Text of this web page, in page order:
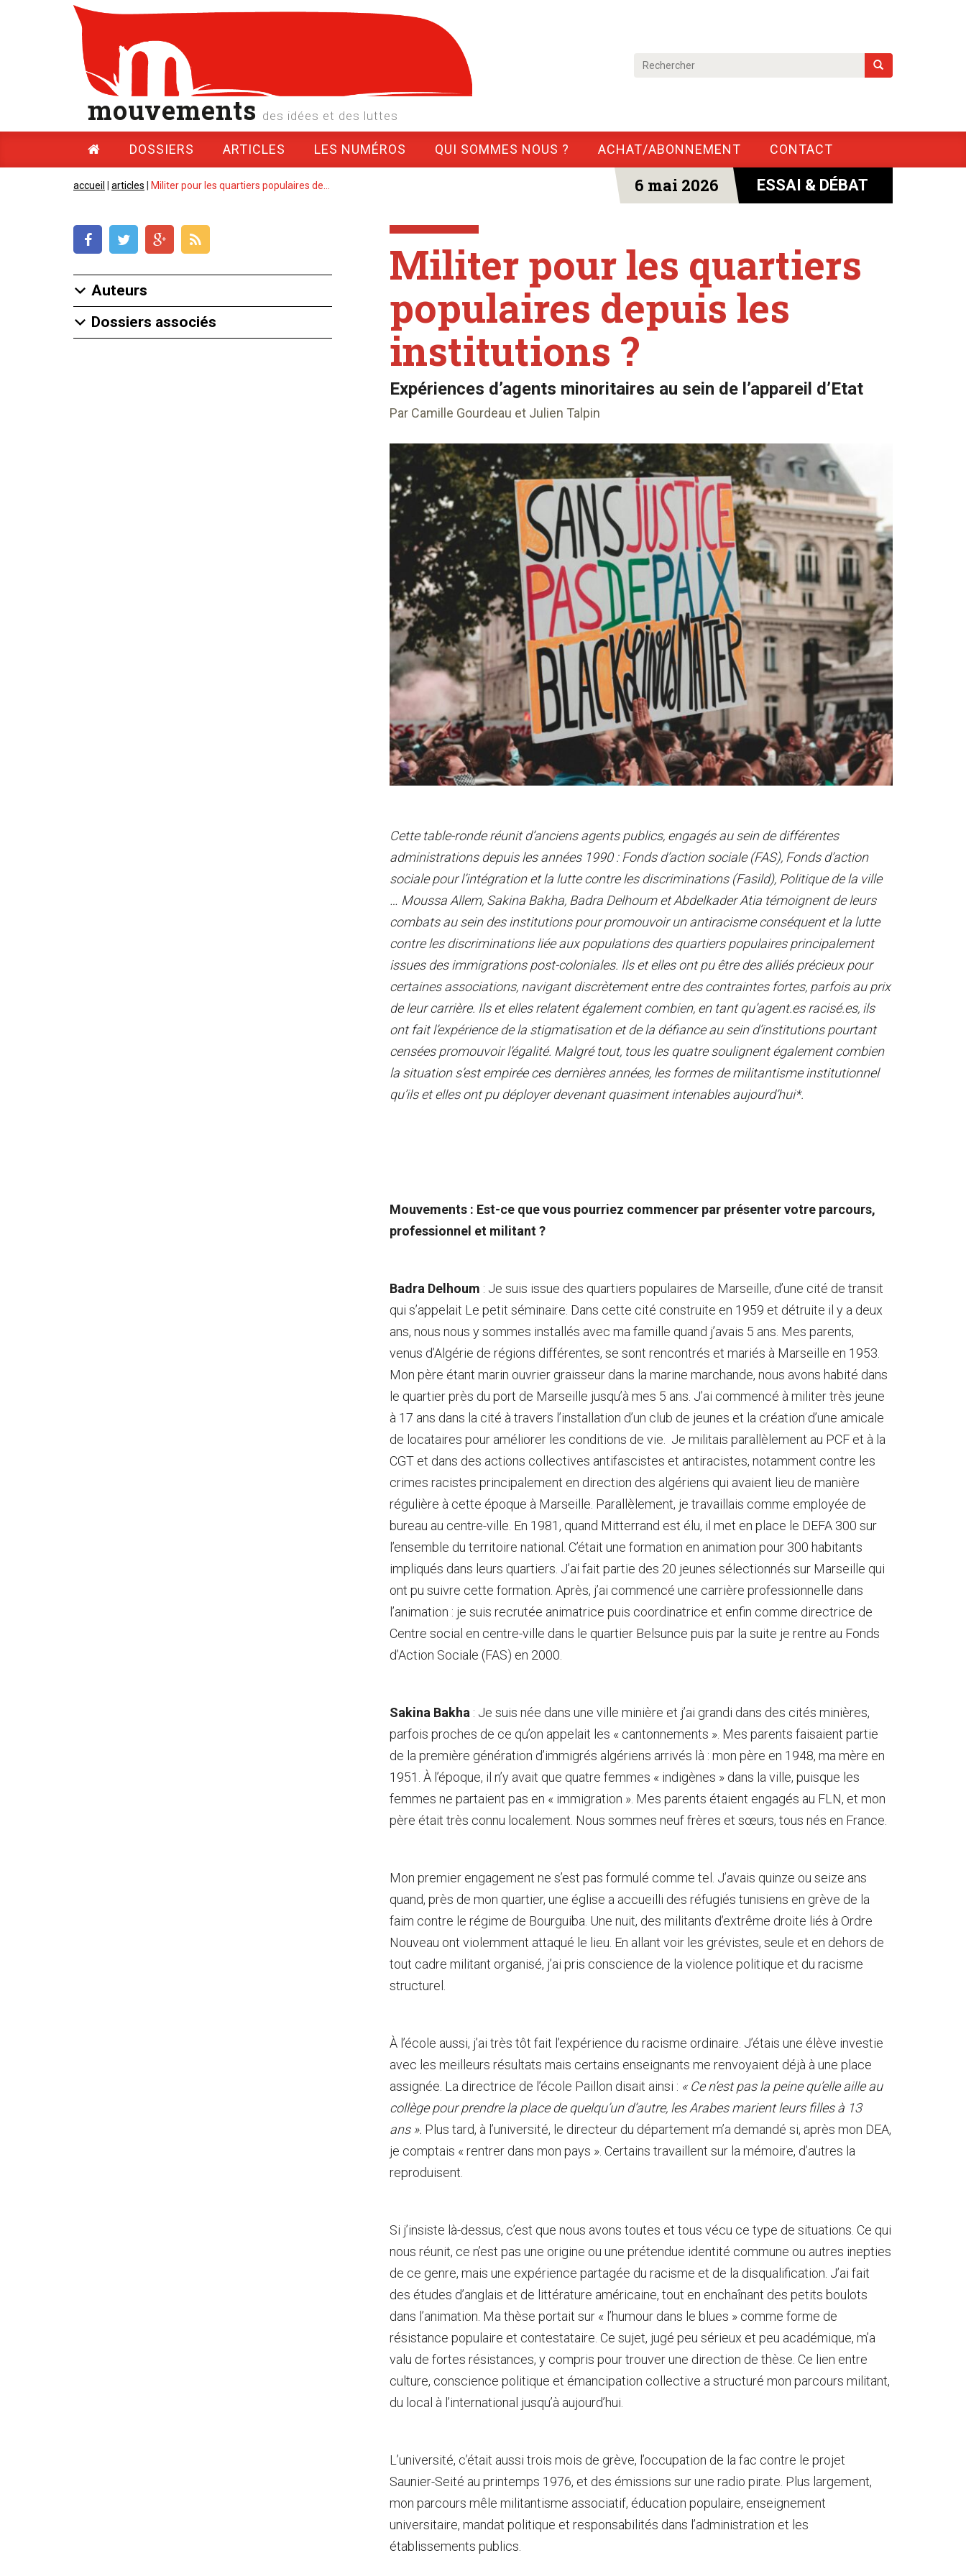
mouvements des idées et des luttes
DOSSIERS ARTICLES LES NUMÉROS QUI SOMMES NOUS ? ACHAT/ABONNEMENT CONTACT
accueil articles Militer pour les quartiers populaires de... ESSAI & DÉBAT
6 mai 2026
Auteurs
Dossiers associés
Militer pour les quartiers
populaires depuis les
institutions ?
Expériences d’agents minoritaires au sein de l’appareil d’Etat
Par Camille Gourdeau et Julien Talpin
Cette table-ronde réunit d’anciens agents publics, engagés au sein de différentes
administrations depuis les années 1990 : Fonds d’action sociale (FAS), Fonds d’action
sociale pour l’intégration et la lutte contre les discriminations (Fasild), Politique de la ville
… Moussa Allem, Sakina Bakha, Badra Delhoum et Abdelkader Atia témoignent de leurs
combats au sein des institutions pour promouvoir un antiracisme conséquent et la lutte
contre les discriminations liée aux populations des quartiers populaires principalement
issues des immigrations post-coloniales. Ils et elles ont pu être des alliés précieux pour
certaines associations, navigant discrètement entre des contraintes fortes, parfois au prix
de leur carrière. Ils et elles relatent également combien, en tant qu’agent.es racisé.es, ils
ont fait l’expérience de la stigmatisation et de la défiance au sein d’institutions pourtant
censées promouvoir l’égalité. Malgré tout, tous les quatre soulignent également combien
la situation s’est empirée ces dernières années, les formes de militantisme institutionnel
qu’ils et elles ont pu déployer devenant quasiment intenables aujourd’hui*.
Mouvements : Est-ce que vous pourriez commencer par présenter votre parcours,
professionnel et militant ?
Badra Delhoum : Je suis issue des quartiers populaires de Marseille, d’une cité de transit
qui s’appelait Le petit séminaire. Dans cette cité construite en 1959 et détruite il y a deux
ans, nous nous y sommes installés avec ma famille quand j’avais 5 ans. Mes parents,
venus d’Algérie de régions différentes, se sont rencontrés et mariés à Marseille en 1953.
Mon père étant marin ouvrier graisseur dans la marine marchande, nous avons habité dans
le quartier près du port de Marseille jusqu’à mes 5 ans. J’ai commencé à militer très jeune
à 17 ans dans la cité à travers l’installation d’un club de jeunes et la création d’une amicale
de locataires pour améliorer les conditions de vie. Je militais parallèlement au PCF et à la
CGT et dans des actions collectives antifascistes et antiracistes, notamment contre les
crimes racistes principalement en direction des algériens qui avaient lieu de manière
régulière à cette époque à Marseille. Parallèlement, je travaillais comme employée de
bureau au centre-ville. En 1981, quand Mitterrand est élu, il met en place le DEFA 300 sur
l’ensemble du territoire national. C’était une formation en animation pour 300 habitants
impliqués dans leurs quartiers. J’ai fait partie des 20 jeunes sélectionnés sur Marseille qui
ont pu suivre cette formation. Après, j’ai commencé une carrière professionnelle dans
l’animation : je suis recrutée animatrice puis coordinatrice et enfin comme directrice de
Centre social en centre-ville dans le quartier Belsunce puis par la suite je rentre au Fonds
d’Action Sociale (FAS) en 2000.
Sakina Bakha : Je suis née dans une ville minière et j’ai grandi dans des cités minières,
parfois proches de ce qu’on appelait les « cantonnements ». Mes parents faisaient partie
de la première génération d’immigrés algériens arrivés là : mon père en 1948, ma mère en
1951. À l’époque, il n’y avait que quatre femmes « indigènes » dans la ville, puisque les
femmes ne partaient pas en « immigration ». Mes parents étaient engagés au FLN, et mon
père était très connu localement. Nous sommes neuf frères et sœurs, tous nés en France.
Mon premier engagement ne s’est pas formulé comme tel. J’avais quinze ou seize ans
quand, près de mon quartier, une église a accueilli des réfugiés tunisiens en grève de la
faim contre le régime de Bourguiba. Une nuit, des militants d’extrême droite liés à Ordre
Nouveau ont violemment attaqué le lieu. En allant voir les grévistes, seule et en dehors de
tout cadre militant organisé, j’ai pris conscience de la violence politique et du racisme
structurel.
À l’école aussi, j’ai très tôt fait l’expérience du racisme ordinaire. J’étais une élève investie
avec les meilleurs résultats mais certains enseignants me renvoyaient déjà à une place
assignée. La directrice de l’école Paillon disait ainsi : « Ce n’est pas la peine qu’elle aille au
collège pour prendre la place de quelqu’un d’autre, les Arabes marient leurs filles à 13
ans ». Plus tard, à l’université, le directeur du département m’a demandé si, après mon DEA,
je comptais « rentrer dans mon pays ». Certains travaillent sur la mémoire, d’autres la
reproduisent.
Si j’insiste là-dessus, c’est que nous avons toutes et tous vécu ce type de situations. Ce qui
nous réunit, ce n’est pas une origine ou une prétendue identité commune ou autres inepties
de ce genre, mais une expérience partagée du racisme et de la disqualification. J’ai fait
des études d’anglais et de littérature américaine, tout en enchaînant des petits boulots
dans l’animation. Ma thèse portait sur « l’humour dans le blues » comme forme de
résistance populaire et contestataire. Ce sujet, jugé peu sérieux et peu académique, m’a
valu de fortes résistances, y compris pour trouver une direction de thèse. Ce lien entre
culture, conscience politique et émancipation collective a structuré mon parcours militant,
du local à l’international jusqu’à aujourd’hui.
L’université, c’était aussi trois mois de grève, l’occupation de la fac contre le projet
Saunier-Seité au printemps 1976, et des émissions sur une radio pirate. Plus largement,
mon parcours mêle militantisme associatif, éducation populaire, enseignement
universitaire, mandat politique et responsabilités dans l’administration et les
établissements publics.